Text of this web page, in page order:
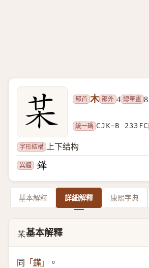
部首 木 部外 4 總筆畫 8
統一碼 CJK-B 233FC
字形結構 上下结构
異體
基本解釋 詳細解釋 康熙字典
𣏼基本解釋
同 「 鏵 」 。